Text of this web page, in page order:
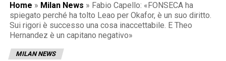
Home » Milan News » Fabio Capello: «FONSECA ha
spiegato perché ha tolto Leao per Okafor, è un suo diritto.
Sui rigori è successo una cosa inaccettabile. E Theo
Hernandez è un capitano negativo»
MILAN NEWS